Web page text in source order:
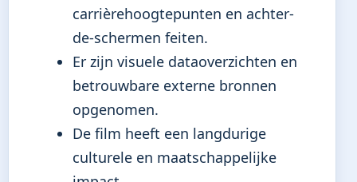
carrièrehoogtepunten en achter-
de-schermen feiten.
Er zijn visuele dataoverzichten en
betrouwbare externe bronnen
opgenomen.
De film heeft een langdurige
culturele en maatschappelijke